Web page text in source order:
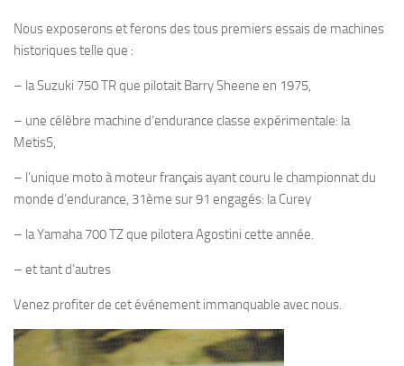
Nous exposerons et ferons des tous premiers essais de machines
historiques telle que :
– la Suzuki 750 TR que pilotait Barry Sheene en 1975,
– une célèbre machine d’endurance classe expérimentale: la
MetisS,
– l’unique moto à moteur français ayant couru le championnat du
monde d’endurance, 31ème sur 91 engagés: la Curey
– la Yamaha 700 TZ que pilotera Agostini cette année.
– et tant d’autres
Venez profiter de cet événement immanquable avec nous.